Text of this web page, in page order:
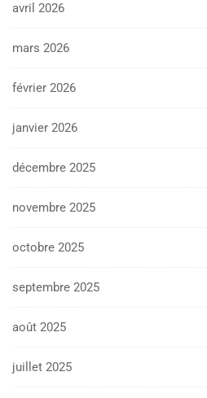
avril 2026
mars 2026
février 2026
janvier 2026
décembre 2025
novembre 2025
octobre 2025
septembre 2025
août 2025
juillet 2025